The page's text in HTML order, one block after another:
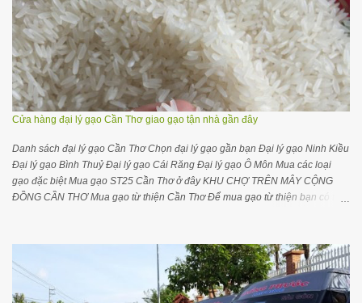
doanh gạo CẬP NHẬT GIỜ CHẠY XE Hà Nội về Ninh Bình: Chuyến 1 :
6h30(Cồn Thoi) Chuyến 2 : 7h30 (BX Kim Sơn) Chuyến 3 : 8h00 (BX Kim
Sơn) Chuyến 4 : 8h30 (BX Kim Sơn) Chuyến 5 : 10h30(Cồn Thoi) Chuyến 6 :
11h30 (BX Kim Sơn) Chuyến 7 : 13h30(Cồn Thoi) Chuyến 8 : 15h00 (BX Kim
Sơn) Chuyến 9 : 17h00 (Cồn Thoi) Chuyến 10 : 18h00 (Cồn Thoi) Chuyến
11: 18h40 (BX Kim Sơn) Chú ý : Quý khách vui lòng liên hệ số 0911627272
hoặc 0985227272 để được hỗ trợ chỉ đường vào văn phòng ( SỐ 11, NGÕ
70, ĐƯỜNG NGUYỄN HOÀNG...
Cửa hàng đại lý gạo Cần Thơ giao gạo tận nhà gần đây
Danh sách đại lý gạo Cần Thơ Chọn đại lý gạo gần bạn Đại lý gạo Ninh Kiều
Đại lý gạo Bình Thuỷ Đại lý gạo Cái Răng Đại lý gạo Ô Môn Mua các loại
gạo đặc biệt Mua gạo ST25 Cần Thơ ở đây KHU CHỢ TRÊN MÂY CỘNG
ĐỒNG CẦN THƠ Mua gạo từ thiện Cần Thơ Để mua gạo từ thiện bạn có thể
buôn đại lý gạo Cần Thơ trên Facebook Các yêu cầu điều chỉnh cập nhật
thông tin, bổ sung thông tin các nhà cung cấp gạo Cần Thơ quý bạn vui lòng
để lại comment hơặc gửi trên Groups cộng đồng Khám phá đại lý gạo ở các
vùng miền Đại lý gạo ở tại TPHCM Đại lý gạo ở tại Hà Nội Đại lý gạo Quảng